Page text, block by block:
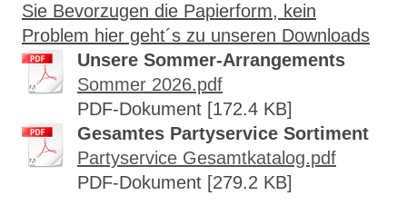
Sie Bevorzugen die Papierform, kein
Problem hier geht´s zu unseren Downloads
Unsere Sommer-Arrangements
Sommer 2026.pdf
PDF-Dokument [172.4 KB]
Gesamtes Partyservice Sortiment
Partyservice Gesamtkatalog.pdf
PDF-Dokument [279.2 KB]